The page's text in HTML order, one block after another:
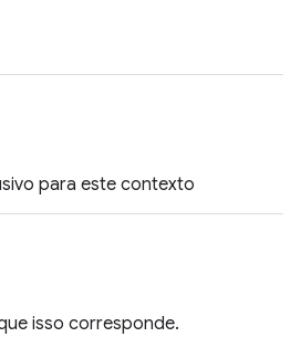
para este contexto
isso corresponde.